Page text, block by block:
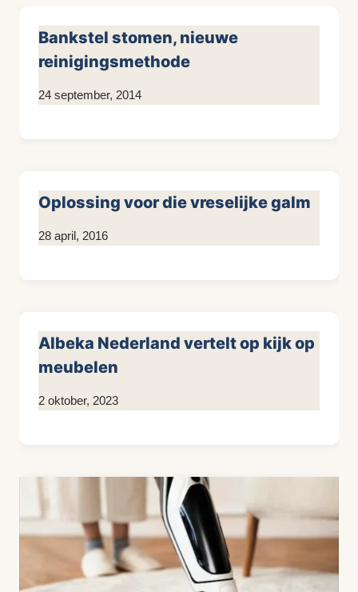
Bankstel stomen, nieuwe
reinigingsmethode
Door
24 september, 2014
Oplossing voor die vreselijke galm
Door
28 april, 2016
Albeka Nederland vertelt op kijk op
meubelen
Door
2 oktober, 2023